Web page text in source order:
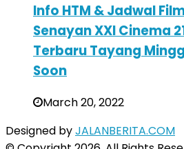
Info HTM & Jadwal
Senayan XXI Cinema
Terbaru Tayang
Soon
March 20, 2022
Designed byJALANBERITA.COM